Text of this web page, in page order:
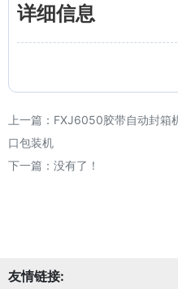
详细信息
上一篇： FXJ6050胶带自动封箱
口包装机
下一篇：没有了！
友情链接: